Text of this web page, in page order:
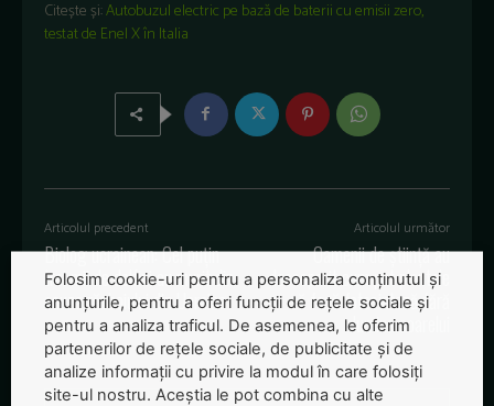
Citește și:Autobuzul electric pe bază de baterii cu emisii zero,
testat de Enel X în Italia
Articolul precedent
Biolog ucrainean: Cel puțin
trei mii de delfini au murit din
cauza războiului din Ucraina
Articolul următor
Oamenii de știință au
descoperit cum pot plantele
să facă fotosinteză fără
lumina soarelui
Folosim cookie-uri pentru a personaliza conținutul și
anunțurile, pentru a oferi funcții de rețele sociale și
pentru a analiza traficul. De asemenea, le oferim
partenerilor de rețele sociale, de publicitate și de
analize informații cu privire la modul în care folosiți
site-ul nostru. Aceștia le pot combina cu alte